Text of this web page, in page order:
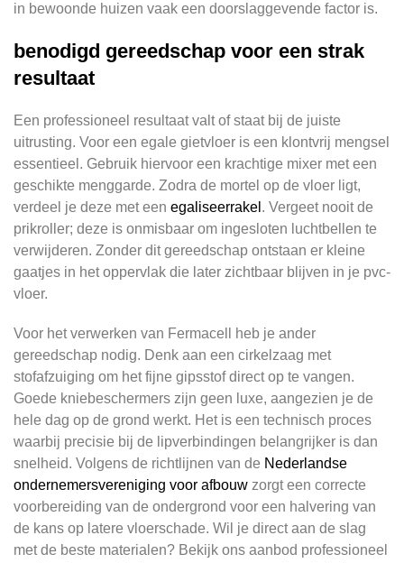
in bewoonde huizen vaak een doorslaggevende factor is.
benodigd gereedschap voor een strak
resultaat
Een professioneel resultaat valt of staat bij de juiste
uitrusting. Voor een egale gietvloer is een klontvrij mengsel
essentieel. Gebruik hiervoor een krachtige mixer met een
geschikte menggarde. Zodra de mortel op de vloer ligt,
verdeel je deze met een egaliseerrakel . Vergeet nooit de
prikroller; deze is onmisbaar om ingesloten luchtbellen te
verwijderen. Zonder dit gereedschap ontstaan er kleine
gaatjes in het oppervlak die later zichtbaar blijven in je pvc-
vloer.
Voor het verwerken van Fermacell heb je ander
gereedschap nodig. Denk aan een cirkelzaag met
stofafzuiging om het fijne gipsstof direct op te vangen.
Goede kniebeschermers zijn geen luxe, aangezien je de
hele dag op de grond werkt. Het is een technisch proces
waarbij precisie bij de lipverbindingen belangrijker is dan
snelheid. Volgens de richtlijnen van de Nederlandse
ondernemersvereniging voor afbouw zorgt een correcte
voorbereiding van de ondergrond voor een halvering van
de kans op latere vloerschade. Wil je direct aan de slag
met de beste materialen? Bekijk ons aanbod professioneel